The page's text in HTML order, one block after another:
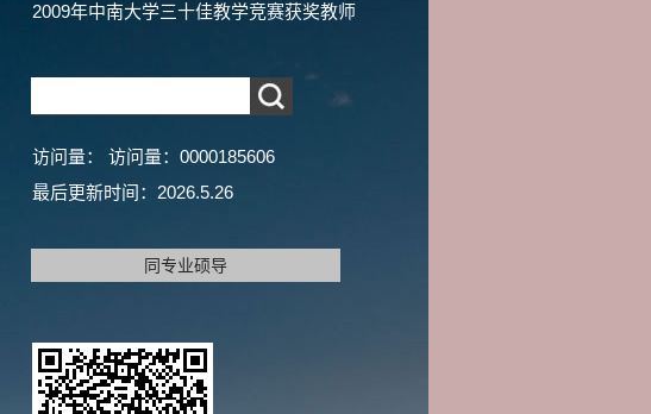
2009年中南大学三十佳教学竞赛获奖教师
访问量： 访问量： 0000185606
最后更新时间： 2026.5.26
同专业硕导